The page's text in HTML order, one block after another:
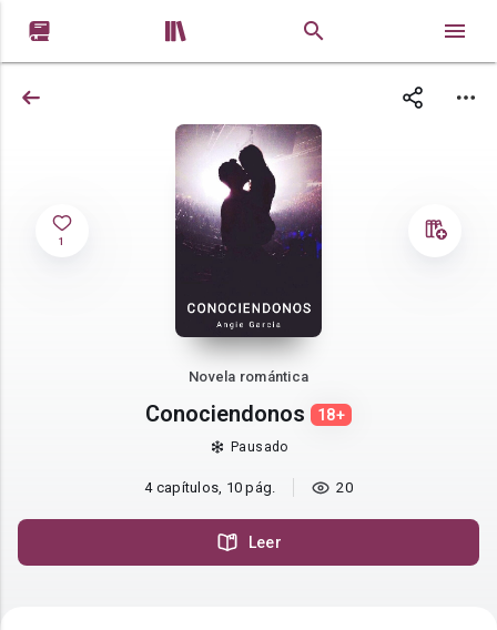
 
1
Novela romántica
Conociendonos 18+
Pausado
4 capítulos, 10 pág. 20
Leer